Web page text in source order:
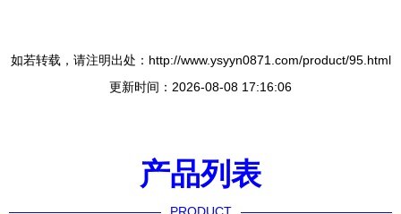
如若转载，请注明出处：http://www.ysyyn0871.com/product/95.html
更新时间：2026-08-08 17:16:06
产品列表